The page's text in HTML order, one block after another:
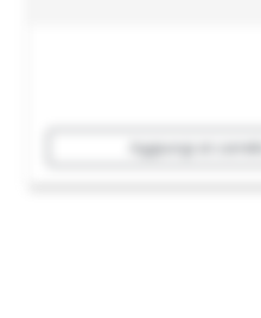
Aggiungi al carrello